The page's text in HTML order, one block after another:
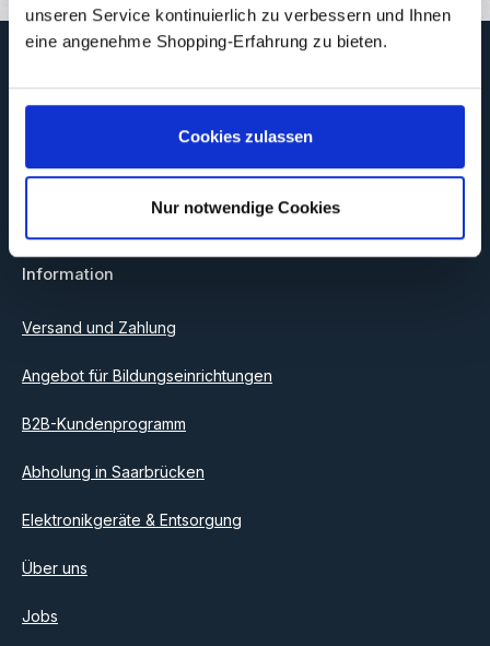
unseren Service kontinuierlich zu verbessern und Ihnen
eine angenehme Shopping-Erfahrung zu bieten.
Cookies zulassen
Nur notwendige Cookies
Newsletter
Abonnieren Sie jetzt unseren regelmäßig erscheinenden
Newsletter, um rechtzeitig über neue Produkte und Angebote
E-Mail-Adresse*
Ich habe dieDatenschutzbestimmungen
einverstanden.
Information
Versand und Zahlung
Angebot für Bildungseinrichtungen
B2B-Kundenprogramm
Abholung in Saarbrücken
Elektronikgeräte & Entsorgung
Über uns
Jobs